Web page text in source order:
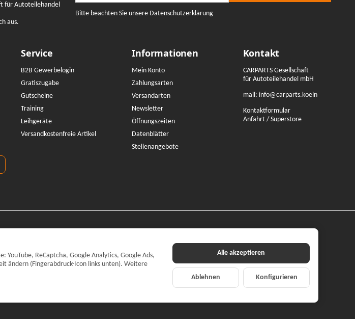
für Autoteilehandel
aus.
Bitte beachten Sie unsere Datenschutzerklärung
Service
B2B Gewerbelogin
Gratiszugabe
Gutscheine
Training
Leihgeräte
Versandkostenfreie Artikel
Informationen
Mein Konto
Zahlungsarten
Versandarten
Newsletter
Öffnungszeiten
Datenblätter
Stellenangebote
Kontakt
CARPARTS Gesellschaft
für Autoteilehandel mbH
mail: info@carparts.koeln
Kontaktformular
Anfahrt / Superstore
Alle akzeptieren
Ablehnen Konfigurieren
YouTube, ReCaptcha, Google Analytics, Google Ads,
ändern (Fingerabdruck-Icon links unten). Weitere